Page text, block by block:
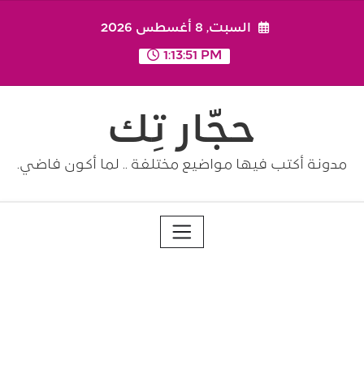
السبت, 8 أغسطس 2026
1:13:51 PM
حجّار تِك
مدونة أكتب فيها مواضيع مختلفة .. لما أكون فاضي.